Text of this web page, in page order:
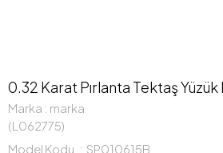
0.32 Karat Pırlanta Tektaş
Marka : marka
(L062775)
Model Kodu
SP010615B